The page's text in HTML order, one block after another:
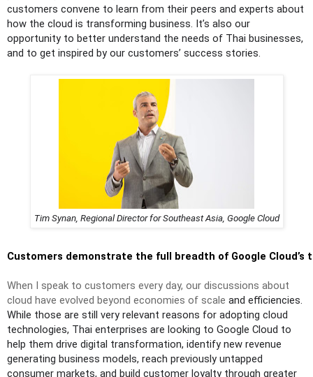
customers convene to learn from their peers and experts about
how the cloud is transforming business. It’s also our
opportunity to better understand the needs of Thai businesses,
and to get inspired by our customers’ success stories.
Tim Synan, Regional Director for Southeast Asia, Google Cloud
Customers demonstrate the full breadth of Google Cloud’s
When I speak to customers every day, our discussions about
cloud have evolved beyond economies of scale and efficiencies.
While those are still very relevant reasons for adopting cloud
technologies, Thai enterprises are looking to Google Cloud to
help them drive digital transformation, identify new revenue
generating business models, reach previously untapped
consumer markets, and build customer loyalty through greater